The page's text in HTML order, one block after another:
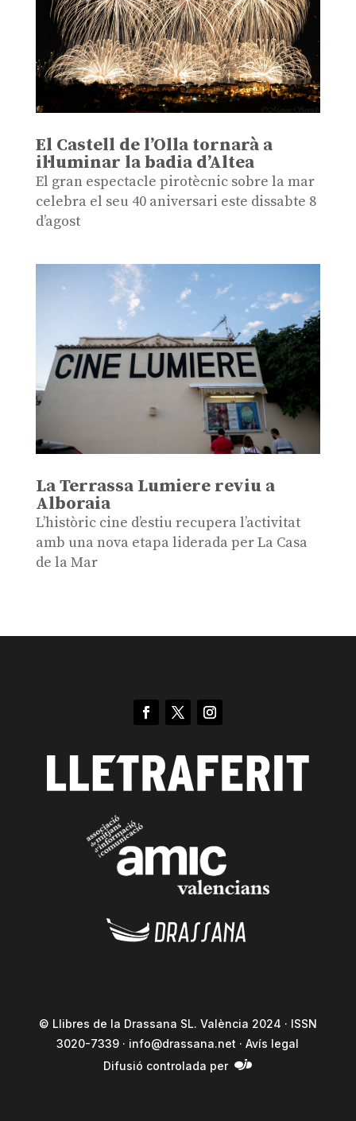
El Castell de l’Olla tornarà a
il·luminar la badia d’Altea
El gran espectacle pirotècnic sobre la mar
celebra el seu 40 aniversari este dissabte 8
d’agost
La Terrassa Lumiere reviu a
Alboraia
L’històric cine d’estiu recupera l’activitat
amb una nova etapa liderada per La Casa
de la Mar
© Llibres de la Drassana SL. València 2024 · ISSN
3020-7339 · info@drassana.net ·Avís legal
Difusió controlada per